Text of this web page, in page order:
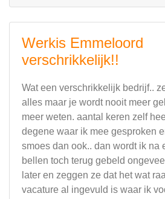
Werkis Emmeloord
verschrikkelijk!!
Wat een verschrikkelijk bedrijf..
alles maar je wordt nooit meer
meer weten. aantal keren zelf
degene waar ik mee gesproken
smoes dan ook.. dan wordt ik na
bellen toch terug gebeld
later en zeggen ze dat het wat
vacature al ingevuld is waar ik